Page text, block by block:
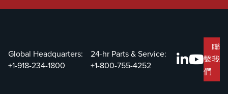
Global Headquarters:
+1-918-234-1800
24-hr Parts & Service:
+1-800-755-4252
聯
繫我
們